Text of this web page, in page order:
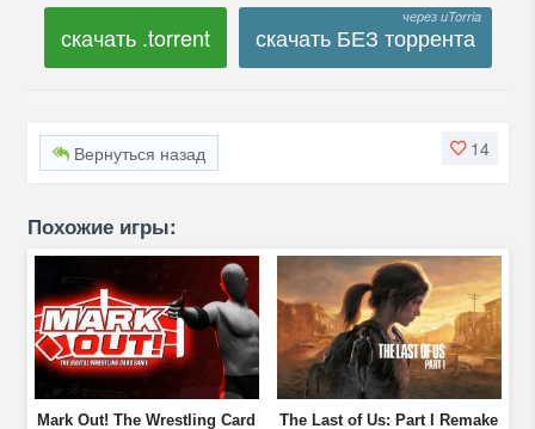
скачать .torrent скачать БЕЗ торрента
14
Вернуться назад
Похожие игры:
Mark Out! The Wrestling Card
The Last of Us: Part I Remake